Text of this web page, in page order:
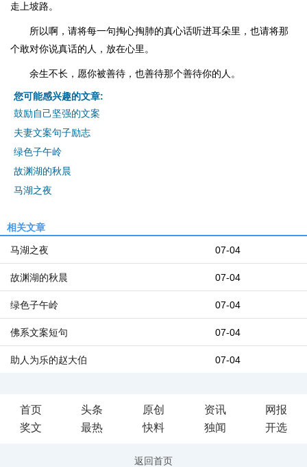
走上坡路。
所以啊，请将每一句掏心掏肺的真心话听进耳朵里，也请将那
个敢对你说真话的人，放在心里。
余生不长，愿你被善待，也善待那个善待你的人。
您可能感兴趣的文章:
鼓励自己坚强的文案
夫妻文案句子励志
绿色子午岭
故渊湖的秋晨
马湖之夜
相关文章
07-04
马湖之夜
07-04
故渊湖的秋晨
07-04
绿色子午岭
07-04
佛系文案短句
07-04
助人为乐的赵大伯
首页 头条 原创 资讯
网报
奖文
最热 快料 独闻 开选
返回首页